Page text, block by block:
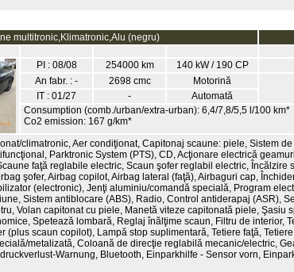
multitronic,Klimatronic,Alu (negru)
PI : 08/08 254000 km 140 kW / 190 CP
An fabr. : -
2698 cmc Motorină
IT : 01/27 -
Automată
Consumption (comb./urban/extra-urban): 6,4/7,8/5,5 l/100 km*
Co2 emission: 167 g/km*
climatronic, Aer condiţionat, Capitonaj scaune: piele, Sistem
Parktronic System (PTS), CD, Acţionare electrică
faţă reglabile electric, Scaun şofer reglabil electric, Încălzire
şofer, Airbag copilot, Airbag lateral (faţă), Airbaguri cap,
(electronic), Jenţi aluminiu/comandă specială, Program
Sistem antiblocare (ABS), Radio, Control antiderapaj (ASR),
Volan capitonat cu piele, Manetă viteze capitonată piele, Şasiu
Spetează lombară, Reglaj înălţime scaun, Filtru de interior,
(plus scaun copilot), Lampă stop suplimentară, Tetiere faţă,
metalizată, Coloană de direcţie reglabilă mecanic/electric,
Warnung, Bluetooth, Einparkhilfe - Sensor vorn,